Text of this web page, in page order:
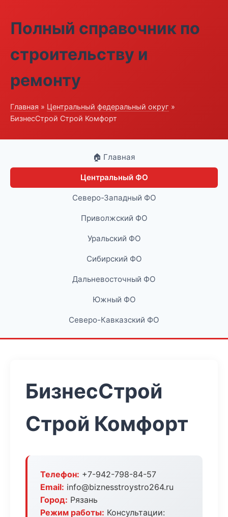
Полный справочник по
строительству и
ремонту
Главная » Центральный федеральный округ »
БизнесСтрой Строй Комфорт
🏠 Главная
Центральный ФО
Северо-Западный ФО
Приволжский ФО
Уральский ФО
Сибирский ФО
Дальневосточный ФО
Южный ФО
Северо-Кавказский ФО
БизнесСтрой
Строй Комфорт
Телефон: +7-942-798-84-57
Email: info@biznesstroystro264.ru
Город: Рязань
Режим работы: Консультации: